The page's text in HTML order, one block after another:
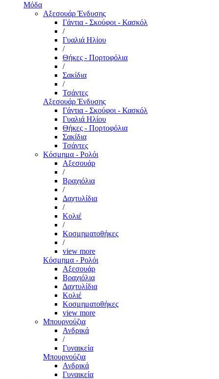
Μόδα
Αξεσουάρ Ένδυσης
Γάντια - Σκούφοι - Κασκόλ
/
Γυαλιά Ηλίου
/
Θήκες - Πορτοφόλια
/
Σακίδια
/
Τσάντες
Αξεσουάρ Ένδυσης
Γάντια - Σκούφοι - Κασκόλ
Γυαλιά Ηλίου
Θήκες - Πορτοφόλια
Σακίδια
Τσάντες
Κόσμημα - Ρολόι
Αξεσουάρ
/
Βραχιόλια
/
Δαχτυλίδια
/
Κολιέ
/
Κοσμηματοθήκες
/
view more
Κόσμημα - Ρολόι
Αξεσουάρ
Βραχιόλια
Δαχτυλίδια
Κολιέ
Κοσμηματοθήκες
view more
Μπουρνούζια
Ανδρικά
/
Γυναικεία
Μπουρνούζια
Ανδρικά
Γυναικεία